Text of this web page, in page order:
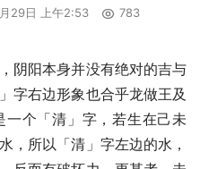
29日 上午2:53 783
阴阳本身并没有绝对的吉与
字右边形象也合乎龙做王及
个「清」字，若生在己未
，所以「清」字左边的水，